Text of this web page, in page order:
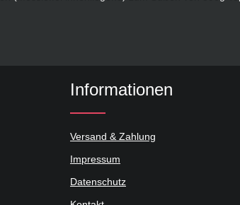
Informationen
Versand & Zahlung
Impressum
Datenschutz